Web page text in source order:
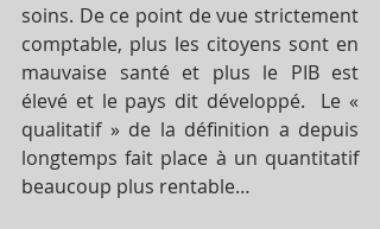
soins. De ce point de vue strictement
comptable, plus les citoyens sont en
mauvaise santé et plus le PIB est
élevé et le pays dit développé.  Le «
qualitatif » de la définition a depuis
longtemps fait place à un quantitatif
beaucoup plus rentable…